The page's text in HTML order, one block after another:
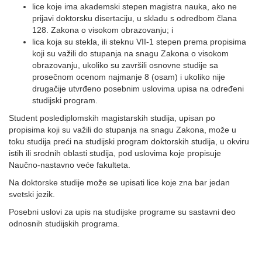
lice koje ima akademski stepen magistra nauka, ako ne
prijavi doktorsku disertaciju, u skladu s odredbom člana
128. Zakona o visokom obrazovanju; i
lica koja su stekla, ili steknu VII-1 stepen prema propisima
koji su važili do stupanja na snagu Zakona o visokom
obrazovanju, ukoliko su završili osnovne studije sa
prosečnom ocenom najmanje 8 (osam) i ukoliko nije
drugačije utvrđeno posebnim uslovima upisa na određeni
studijski program.
Student poslediplomskih magistarskih studija, upisan po
propisima koji su važili do stupanja na snagu Zakona, može u
toku studija preći na studijski program doktorskih studija, u okviru
istih ili srodnih oblasti studija, pod uslovima koje propisuje
Naučno-nastavno veće fakulteta.
Na doktorske studije može se upisati lice koje zna bar jedan
svetski jezik.
Posebni uslovi za upis na studijske programe su sastavni deo
odnosnih studijskih programa.